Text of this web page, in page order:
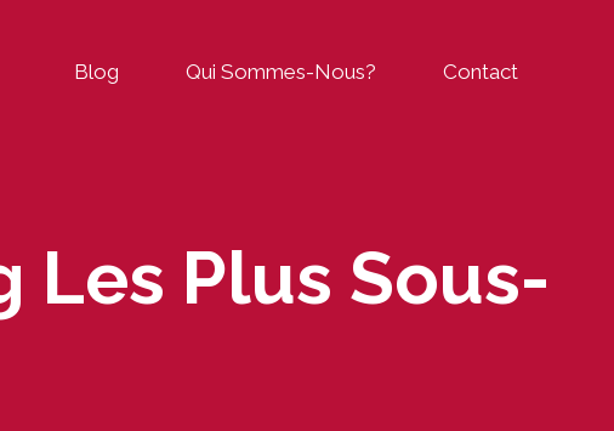
Blog Qui Sommes-Nous? Contact
Les Plus Sous-